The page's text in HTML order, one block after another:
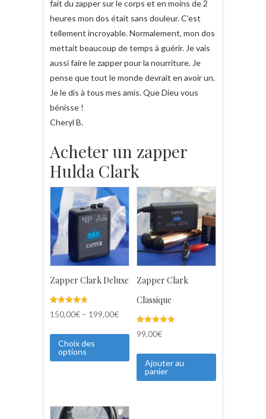
fait du zapper sur le corps et en moins de 2
heures mon dos était sans douleur. C’est
tellement incroyable. Normalement, mon dos
mettait beaucoup de temps à guérir. Je vais
aussi faire le zapper pour la nourriture. Je
pense que tout le monde devrait en avoir un.
Je le dis à tous mes amis. Que Dieu vous
bénisse !
Cheryl B.
Acheter un zapper
Hulda Clark
Zapper Clark Deluxe
Noté
4.70
23
client
150,00€ – 199,00€
Choix des
options
Zapper Clark
Classique
Noté
4.88
8
client
99,00€
Ajouter au
panier